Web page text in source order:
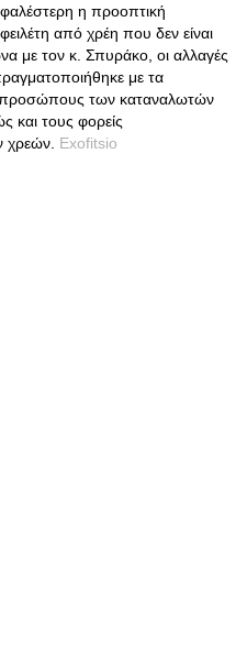
η προοπτική
από χρέη που δεν είναι
με τον κ. Σπυράκο, οι αλλαγές
με τα
των καταναλωτών
και τους φορείς
χρεών. Exofitsio